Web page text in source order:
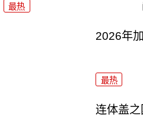
最热
2026年
最热
连体盖